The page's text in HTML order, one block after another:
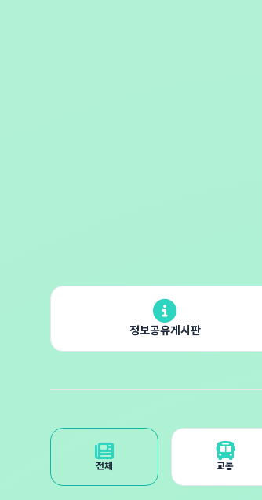
정보공유게시판
전체 교통